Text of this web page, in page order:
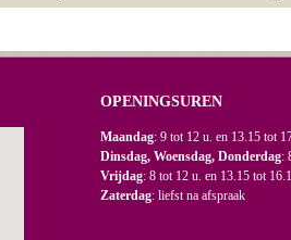
OPENINGSUREN
Maandag: 9 tot 12 u. en 13.15 tot
Dinsdag, Woensdag, Donderdag:
Vrijdag: 8 tot 12 u. en 13.15 tot
Zaterdag: liefst na afspraak